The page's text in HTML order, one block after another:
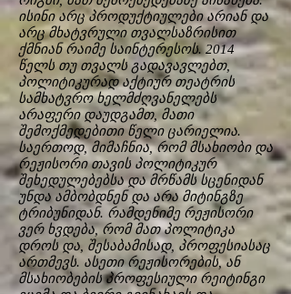
ისინი არც პროდუქტიულები არიან და
არც მხატვრული თვალსაზრისით
ქმნიან რაიმე საინტერესოს. 2014
წელს თუ თვალს გადავავლებთ,
პოლიტიკურად აქტიურ თეატრის
სამხატვრო ხელმძღვანელებს
არაფერი დაუდგამთ, მათი
შემოქმედებითი წელი ცარიელია.
საერთოდ, მიმაჩნია, რომ მსახიობი და
რეჟისორი თავის პოლიტიკურ
შეხედულებებსა და მრწამს სცენიდან
უნდა ამბობდნენ და არა მიტინგზე
ტრიბუნიდან. რამდენიმე რეჟისორი
ვერ ხვდება, რომ მათ პოლიტიკა
დროს და, შესაბამისად, პროფესიასაც
ართმევს. ასეთი რეჟისორების, ან
მსახიობების პროფესიული რეიტინგი